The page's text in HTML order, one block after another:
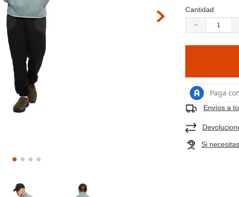
Cantidad
－
Envíos a
Si